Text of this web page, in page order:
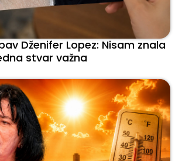
Dženifer Lopez: Nisam znala
stvar važna